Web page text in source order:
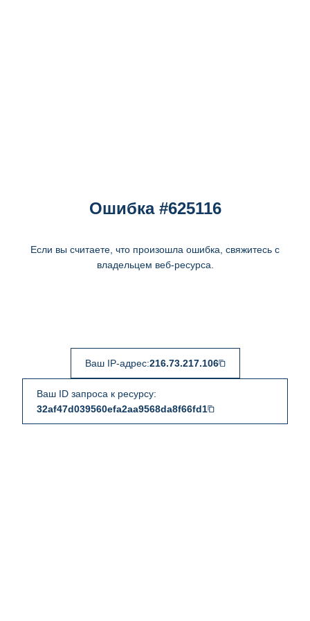
Ошибка #625116
Если вы считаете, что произошла ошибка, свяжитесь с
владельцем веб-ресурса.
Ваш IP-адрес:216.73.217.106
Ваш ID запроса к ресурсу:
32af47d039560efa2aa9568da8f66fd1